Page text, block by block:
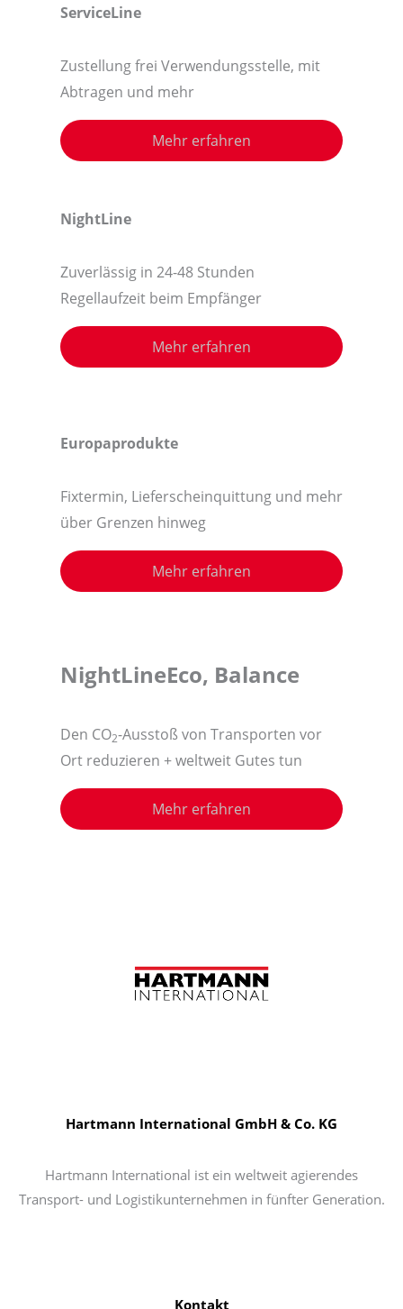
ServiceLine
Zustellung frei Verwendungsstelle, mit
Abtragen und mehr
Mehr erfahren
NightLine
Zuverlässig in 24-48 Stunden
Regellaufzeit beim Empfänger
Mehr erfahren
Europaprodukte
Fixtermin, Lieferscheinquittung und mehr
über Grenzen hinweg
Mehr erfahren
NightLineEco, Balance
Den CO2-Ausstoß von Transporten vor
Ort reduzieren + weltweit Gutes tun
Mehr erfahren
Hartmann International GmbH & Co. KG
Hartmann International ist ein weltweit agierendes
Transport- und Logistikunternehmen in fünfter Generation.
Kontakt